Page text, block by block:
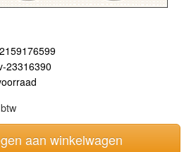
23316390
aan winkelwagen